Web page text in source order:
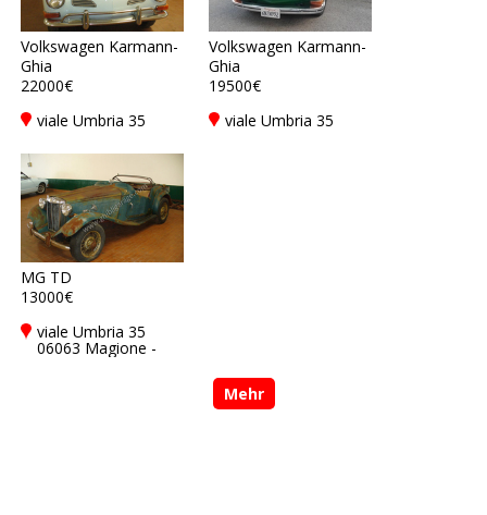
Volkswagen Karmann-
Ghia
22000€
viale Umbria 35
Perugia - PG, Italy
Volkswagen Karmann-
Ghia
19500€
viale Umbria 35
MG TD
13000€
viale Umbria 35
06063 Magione -
Perugia - PG, Italy
Mehr